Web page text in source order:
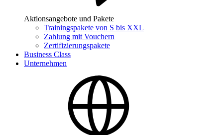
Aktionsangebote und Pakete
Trainingspakete von S bis XXL
Zahlung mit Vouchern
Zertifizierungspakete
Business Class
Unternehmen